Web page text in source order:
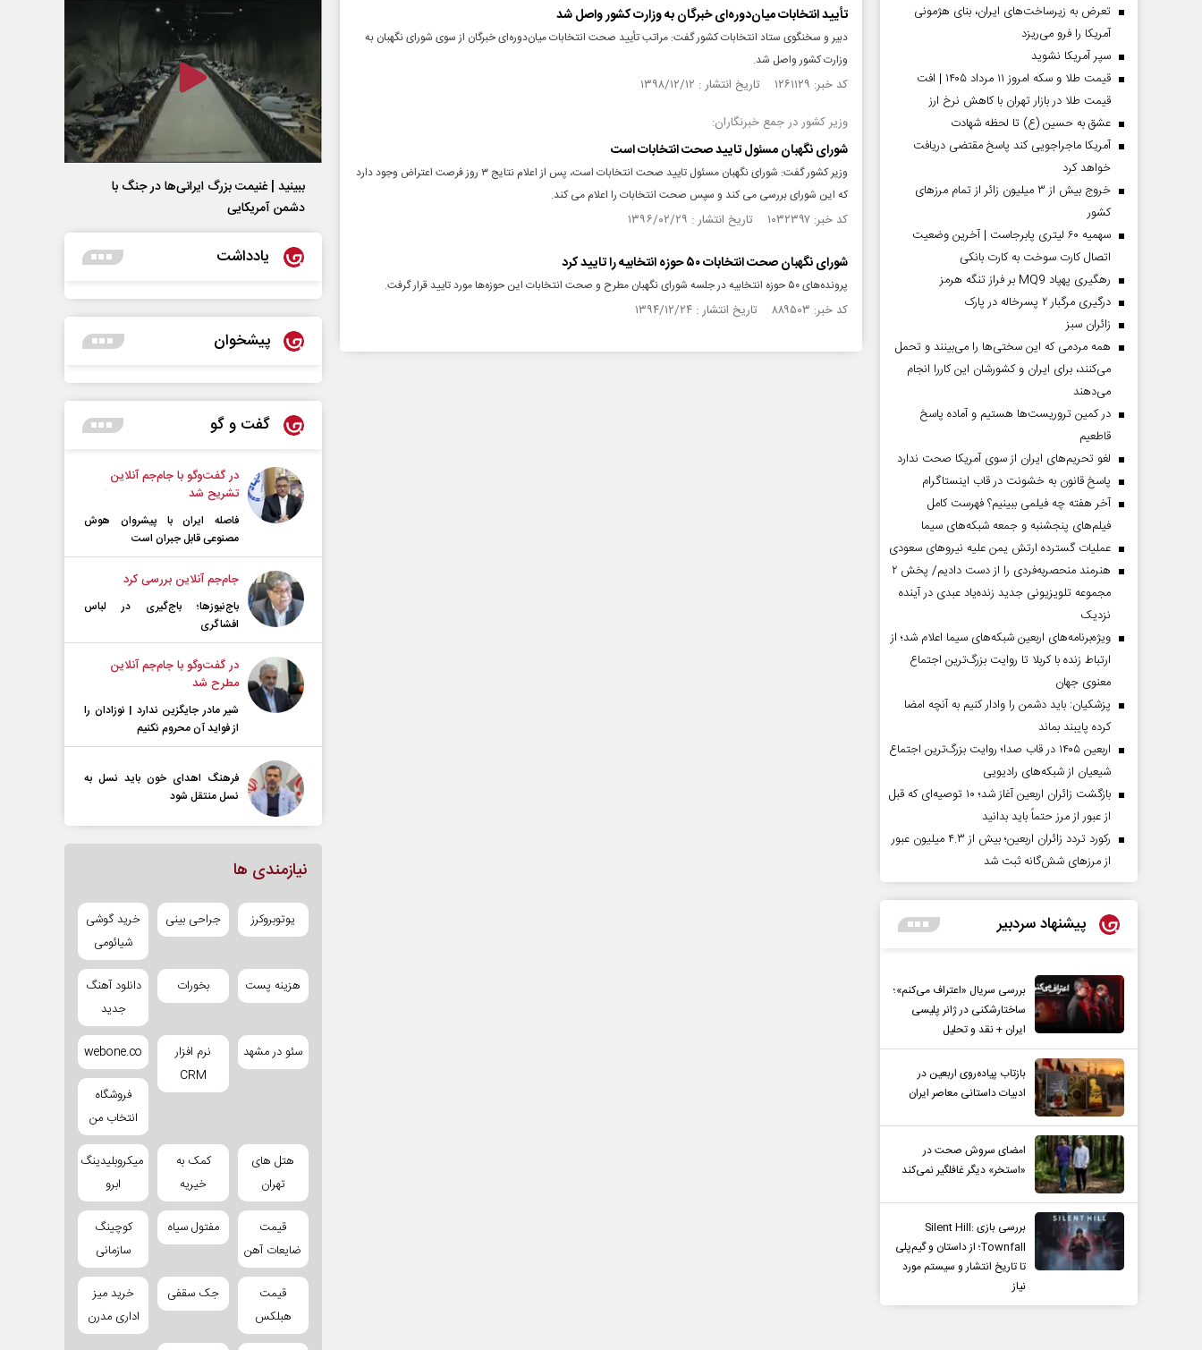
تأیید انتخابات میان‌دوره‌ای خبرگان به وزارت کشور واصل شد
دبیر و سخنگوی ستاد انتخابات کشور گفت: مراتب تأیید صحت انتخابات میان‌دوره‌ای خبرگان از سوی شورای نگهبان به
وزارت کشور واصل شد.
کد خبر: ۱۲۶۱۱۲۹ تاریخ انتشار : ۱۳۹۸/۱۲/۱۲
وزیر کشور در جمع خبرنگاران:
شورای نگهبان مسئول تایید صحت انتخابات است
وزیر کشور گفت: شورای نگهبان مسئول تایید صحت انتخابات است، پس از اعلام نتایج ٣ روز فرصت اعتراض وجود دارد
که این شورای بررسی می کند و سپس صحت انتخابات را اعلام می کند.
کد خبر: ۱۰۳۲۳۹۷ تاریخ انتشار : ۱۳۹۶/۰۲/۲۹
شورای نگهبان صحت انتخابات ۵۰ حوزه انتخابیه را تایید کرد
پرونده‌های ۵۰ حوزه‌ انتخابیه در جلسه شورای نگهبان مطرح و صحت انتخابات این حوزه‌ها مورد تایید قرار گرفت.
کد خبر: ۸۸۹۵۰۳ تاریخ انتشار : ۱۳۹۴/۱۲/۲۴
تعرض به زیرساخت‌های ایران، بنای هژمونی
آمریکا را فرو می‌ریزد
سپر آمریکا نشوید
قیمت طلا و سکه امروز ۱۱ مرداد ۱۴۰۵ | افت
قیمت طلا در بازار تهران با کاهش نرخ ارز
عشق به حسین (ع) تا لحظه شهادت
آمریکا ماجراجویی کند پاسخ مقتضی دریافت
خواهد کرد
خروج بیش از ۳ میلیون زائر از تمام مرز‌های
کشور
سهمیه ۶۰ لیتری پابرجاست | آخرین وضعیت
اتصال کارت سوخت به کارت بانکی
رهگیری پهپاد MQ9 بر فراز تنگه هرمز
درگیری مرگبار ۲ پسرخاله در پارک
‌زائران سبز
همه مردمی که این سختی‌ها را می‌بینند و تحمل
می‌کنند، برای ایران و کشورشان این کاررا انجام
می‌دهند
در کمین تروریست‌ها هستیم و آماده پاسخ
قاطعیم
لغو تحریم‌های ایران از سوی آمریکا صحت ندارد
پاسخ قانون به خشونت در قاب اینستاگرام
آخر هفته چه فیلمی ببینیم؟ فهرست کامل
فیلم‌های پنجشنبه و جمعه شبکه‌های سیما
عملیات گسترده ارتش یمن علیه نیروهای سعودی
هنرمند منحصر‌به‌فردی را از دست دادیم/ پخش ۲
مجموعه تلویزیونی جدید زنده‌یاد عبدی در آینده
نزدیک
ویژه‌برنامه‌های اربعین شبکه‌های سیما اعلام شد؛ از
ارتباط زنده با کربلا تا روایت بزرگ‌ترین اجتماع
معنوی جهان
پزشکیان: باید دشمن را وادار کنیم به آنچه امضا
کرده پایبند بماند
اربعین ۱۴۰۵ در قاب صدا؛ روایت بزرگ‌ترین اجتماع
شیعیان از شبکه‌های رادیویی
بازگشت زائران اربعین آغاز شد؛ ۱۰ توصیه‌ای که قبل
از عبور از مرز حتماً باید بدانید
رکورد تردد زائران اربعین؛ بیش از ۴.۳ میلیون عبور
از مرزهای شش‌گانه ثبت شد
پیشنهاد سردبیر
بررسی سریال «اعتراف می‌کنم»؛
ساختارشکنی در ژانر پلیسی
ایران + نقد و تحلیل
بازتاب پیاده‌روی اربعین در
ادبیات داستانی معاصر ایران
امضای سروش صحت در
«استخر» دیگر غافلگیر نمی‌کند
بررسی بازی Silent Hill:
Townfall؛ از داستان و گیم‌پلی
تا تاریخ انتشار و سیستم مورد
نیاز
ببینید | غنیمت بزرگ ایرانی‌ها در جنگ با
دشمن آمریکایی
یادداشت
پیشخوان
گفت و گو
در گفت‌و‌گو با جام‌جم آنلاین
تشریح شد
فاصله ایران با پیشرو‌ان هوش
مصنوعی قابل جبران است
جام‌جم آنلاین بررسی کرد
باج‌نیوزها؛ باج‌گیری در لباس
افشاگری
در گفت‌و‌گو با جام‌جم آنلاین
مطرح شد
شیر مادر جایگزین ندارد | نوزادان را
از فواید آن محروم نکنیم
فرهنگ اهدای خون باید نسل به
نسل منتقل شود
نیازمندی ها
یوتوبروکرز جراحی بینی
خرید گوشی
شیائومی
هزینه پست بخورات
دانلود آهنگ
جدید
سئو در مشهد
نرم افزار
CRM
webone.co
فروشگاه
انتخاب من
هتل های
تهران
کمک به
خیریه
میکروبلیدینگ
ابرو
قیمت
ضایعات آهن
مفتول سیاه
کوچینگ
سازمانی
قیمت
هبلکس
جک سقفی
خرید میز
اداری مدرن